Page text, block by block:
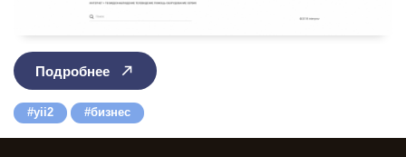
Подробнее
yii2 бизнес